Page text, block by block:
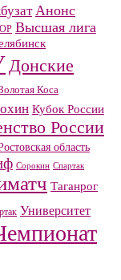
Анонс
Высшая лига
Донские
Коса
Кубок России
России
область
Сорокин Спартак
Таганрог
Университет